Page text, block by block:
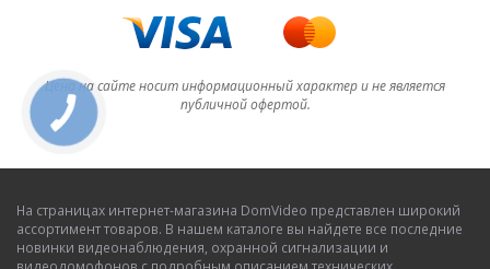
Цена на сайте носит информационный характер и не является
публичной офертой.
На страницах интернет-магазина DomVideo представлен широкий
ассортимент товаров. В нашем каталоге вы найдете все последние
новинки видеонаблюдения, охранной сигнализации и